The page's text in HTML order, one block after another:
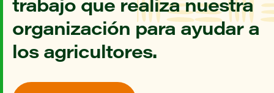
organización para ayudar a
los agricultores.